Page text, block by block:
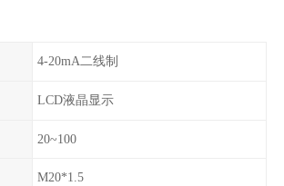
4-20mA二线制
LCD液晶显示
20~100
M20*1.5